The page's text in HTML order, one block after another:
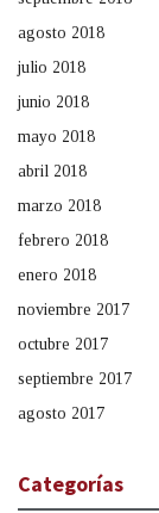
agosto 2018
julio 2018
junio 2018
mayo 2018
abril 2018
marzo 2018
febrero 2018
enero 2018
noviembre 2017
octubre 2017
septiembre 2017
agosto 2017
Categorías